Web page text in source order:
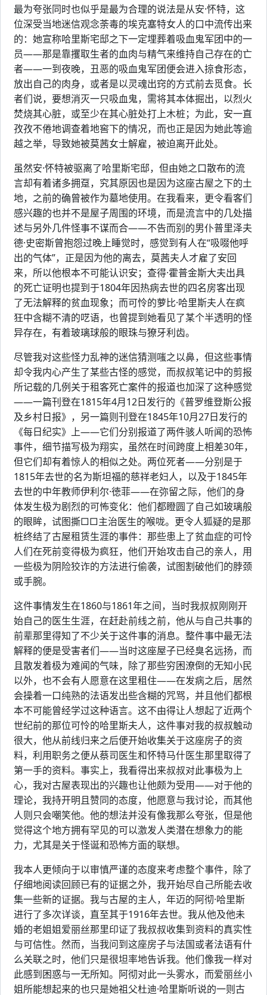
最为夸张同时也似乎是最为合理的说法是从安·怀特，这
位深受当地迷信观念荼毒的埃克塞特女人的口中流传出来
的：她宣称哈里斯宅邸之下一定埋葬着吸血鬼军团中的一
员——那是靠攫取生者的血肉与精气来维持自己存在的亡
者——一到夜晚，丑恶的吸血鬼军团便会进入掠食形态，
放出自己的肉身，或者是以灵魂出窍的方式前去觅食。长
者们说，要想消灭一只吸血鬼，需将其本体掘出，以烈火
焚烧其心脏，或至少在其心脏处打上木桩；为此，安一直
孜孜不倦地调查着地窖下的情况，而也正是因为她此等逾
越之举，导致她被莫茜女士解雇，被迫离开此处。
虽然安·怀特被驱离了哈里斯宅邸，但由她之口散布的流
言却有着诸多拥趸，究其原因也是因为这座古屋之下的土
地，之前的确曾被作为墓地使用。在我看来，更令看客们
感兴趣的也并不是屋子周围的环境，而是流言中的几处描
述与另外几件怪事不谋而合——不告而别的男仆普里泽夫
德·史密斯曾抱怨过晚上睡觉时，感觉到有人在“吸啜他呼
出的气体”，正是因为他的离去，莫茜夫人才雇了安回
来，所以他根本不可能认识安；查得·霍普金斯大夫出具
的死亡证明也提到于1804年因热病去世的四名房客出现
了无法解释的贫血现象；而可怜的萝比·哈里斯夫人在疯
狂中含糊不清的呓语，也曾提到她看见了某个半透明的怪
异存在，有着玻璃球般的眼珠与獠牙利齿。
尽管我对这些怪力乱神的迷信猜测嗤之以鼻，但这些事情
却令我内心产生了某些古怪的感觉，而叔叔笔记中的剪报
所记载的几例关于租客死亡案件的报道也加深了这种感觉
——一篇刊登在1815年4月12日发行的《普罗维登斯公报
及乡村日报》，另一篇则刊登在1845年10月27日发行的
《每日纪实》上——它们分别报道了两件骇人听闻的恐怖
事件，细节描写极为翔实，虽然在时间跨度上相差30年，
但它们却有着惊人的相似之处。两位死者——分别是于
1815年去世的名为斯坦福的慈祥老妇人，以及于1845年
去世的中年教师伊利尔·徳菲——在弥留之际，他们的身
体发生极为剧烈的可怖变化：他们都瞪圆了自己如玻璃般
的眼眸，试图撕□□主治医生的喉咙。更令人狐疑的是那
桩终结了古屋租赁生涯的事件：那些患上了贫血症的可怜
人们在死前变得极为疯狂，他们开始攻击自己的亲人，用
一些极为阴险狡诈的方法进行偷袭，试图割破他们的脖颈
或手腕。
这件事情发生在1860与1861年之间，当时我叔叔刚刚开
始自己的医生生涯，在赶赴前线之前，他从与自己共事的
前辈那里得知了不少关于这件事的消息。整件事中最无法
解释的便是受害者们——当时这座屋子已经臭名远扬，而
且散发着极为难闻的气味，除了那些穷困潦倒的无知小民
以外，也不会有人愿意在这里租住——在发病之后，居然
会操着一口纯熟的法语发出些含糊的咒骂，并且他们都根
本不可能曾经学过这种语言。这不由得让人想起了近两个
世纪前的那位可怜的哈里斯夫人，这件事对我的叔叔触动
很大，他从前线归来之后便开始收集关于这座房子的资
料，利用职务之便从蔡司医生和怀特马什医生那里取得了
第一手的资料。事实上，我看得出来叔叔对此事极为上
心，我对古屋表现出的兴趣也让他颇为受用——对于他的
理论，我持开明且赞同的态度，他愿意与我讨论，而其他
人则只会嘲笑他。他的想法并没有像我那么夸张，但是他
觉得这个地方拥有罕见的可以激发人类潜在想象力的能
力，尤其是关于怪诞和恐怖方面的联想。
我本人更倾向于以审慎严谨的态度来考虑整个事件，除了
仔细地阅读回顾已有的证据之外，我开始尽自己所能去收
集一些新的证据。我与古屋的主人，年迈的阿彻·哈里斯
进行了多次详谈，直至其于1916年去世。我从他及他未
婚的老姐姐爱丽丝那里印证了我叔叔收集到资料的真实性
与可信性。然而，当我问到这座房子与法国或者法语有什
么关联之时，他们只是很坦率地告诉我。他们像我一样对
此感到困惑与一无所知。阿彻对此一头雾水，而爱丽丝小
姐所能想起来的也只是她祖父杜迪·哈里斯听说的一则古